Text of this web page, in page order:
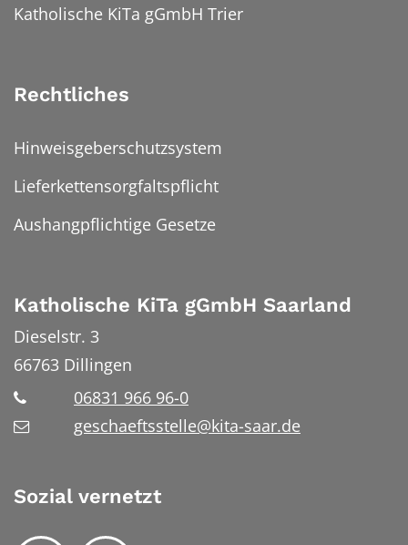
Katholische KiTa gGmbH Trier
Rechtliches
Hinweisgeberschutzsystem
Lieferkettensorgfaltspflicht
Aushangpflichtige Gesetze
Katholische KiTa gGmbH Saarland
Dieselstr. 3
66763 Dillingen
06831 966 96-0
geschaeftsstelle@kita-saar.de
Sozial vernetzt